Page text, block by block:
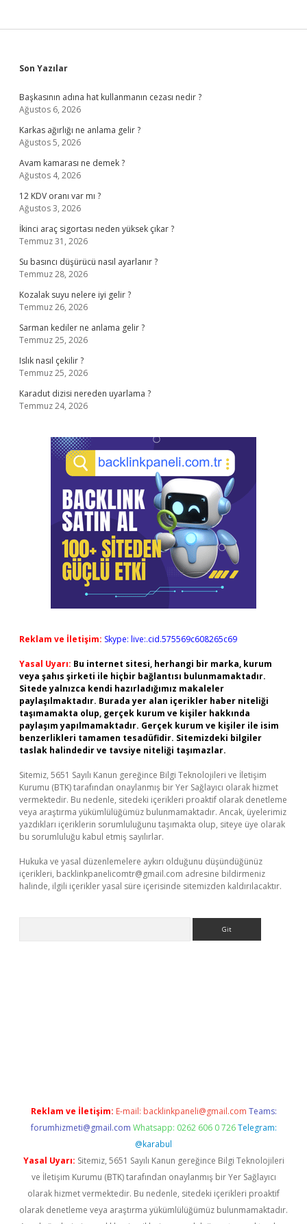
Sidebar
Son Yazılar
Başkasının adına hat kullanmanın cezası nedir ?
Ağustos 6, 2026
Karkas ağırlığı ne anlama gelir ?
Ağustos 5, 2026
Avam kamarası ne demek ?
Ağustos 4, 2026
12 KDV oranı var mı ?
Ağustos 3, 2026
İkinci araç sigortası neden yüksek çıkar ?
Temmuz 31, 2026
Su basıncı düşürücü nasıl ayarlanır ?
Temmuz 28, 2026
Kozalak suyu nelere iyi gelir ?
Temmuz 26, 2026
Sarman kediler ne anlama gelir ?
Temmuz 25, 2026
Islık nasıl çekilir ?
Temmuz 25, 2026
Karadut dizisi nereden uyarlama ?
Temmuz 24, 2026
Reklam ve İletişim: Skype: live:.cid.575569c608265c69
Yasal Uyarı: Bu internet sitesi, herhangi bir marka, kurum
veya şahıs şirketi ile hiçbir bağlantısı bulunmamaktadır.
Sitede yalnızca kendi hazırladığımız makaleler
paylaşılmaktadır. Burada yer alan içerikler haber niteliği
taşımamakta olup, gerçek kurum ve kişiler hakkında
paylaşım yapılmamaktadır. Gerçek kurum ve kişiler ile isim
benzerlikleri tamamen tesadüfidir. Sitemizdeki bilgiler
taslak halindedir ve tavsiye niteliği taşımazlar.
Sitemiz, 5651 Sayılı Kanun gereğince Bilgi Teknolojileri ve İletişim
Kurumu (BTK) tarafından onaylanmış bir Yer Sağlayıcı olarak hizmet
vermektedir. Bu nedenle, sitedeki içerikleri proaktif olarak denetleme
veya araştırma yükümlülüğümüz bulunmamaktadır. Ancak, üyelerimiz
yazdıkları içeriklerin sorumluluğunu taşımakta olup, siteye üye olarak
bu sorumluluğu kabul etmiş sayılırlar.
Hukuka ve yasal düzenlemelere aykırı olduğunu düşündüğünüz
içerikleri, backlinkpanelicomtr@gmail.com adresine bildirmeniz
halinde, ilgili içerikler yasal süre içerisinde sitemizden kaldırılacaktır.
Reklam ve İletişim: E-mail: backlinkpaneli@gmail.com Teams:
forumhizmeti@gmail.com Whatsapp: 0262 606 0 726 Telegram:
@karabul
Yasal Uyarı: Sitemiz, 5651 Sayılı Kanun gereğince Bilgi Teknolojileri
ve İletişim Kurumu (BTK) tarafından onaylanmış bir Yer Sağlayıcı
olarak hizmet vermektedir. Bu nedenle, sitedeki içerikleri proaktif
olarak denetleme veya araştırma yükümlülüğümüz bulunmamaktadır.